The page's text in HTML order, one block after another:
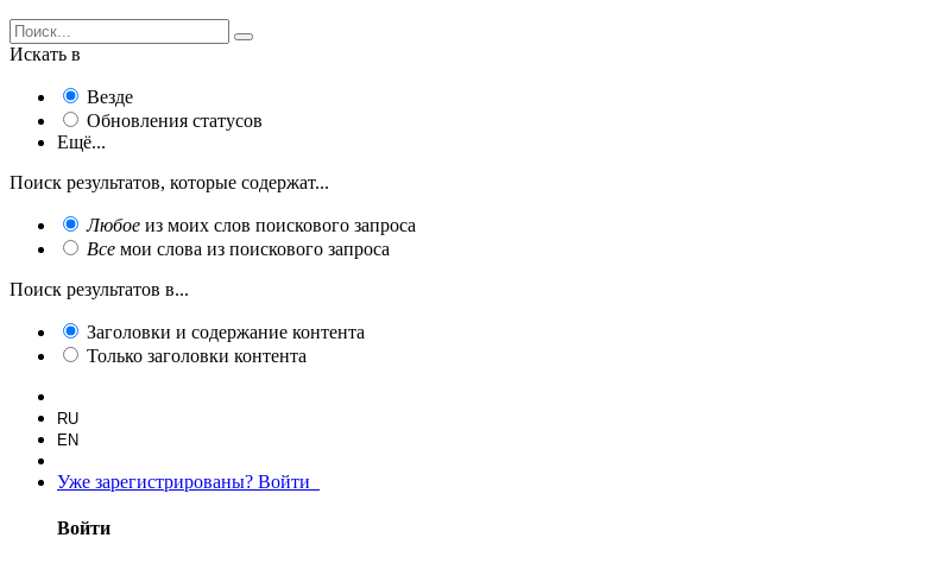
Искать в
Везде
Обновления статусов
Ещё...
Поиск результатов, которые содержат...
Любое из моих слов поискового запроса
Все мои слова из поискового запроса
Поиск результатов в...
Заголовки и содержание контента
Только заголовки контента
RU
EN
Уже зарегистрированы? Войти
Войти